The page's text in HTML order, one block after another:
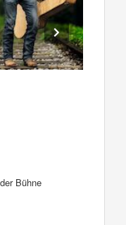
Bühne